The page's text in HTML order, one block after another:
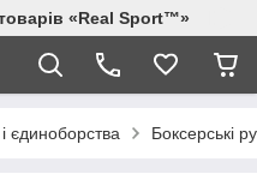
«Real Sport™»
єдиноборства Боксерські